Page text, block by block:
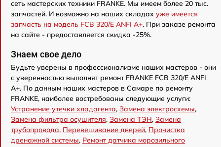
сеть мастерских техники FRANKE. Мы имеем более 20 тыс.
запчастей. И возможно на наших складах уже имеется
запчасть на модель FCB 320/E ANFI A+. При заказе ремонта
на сайте - предоставляется скидка -25%.
Знаем свое дело
Будьте уверены в профессионализме наших мастеров - они
с уверенностью выполнят ремонт FRANKE FCB 320/E ANFI
A+. По данным наших мастеров в Самаре по ремонту
FRANKE, наиболее востребованы следующие услуги:
Устранение утечки хладагента, Замена электросхемы,
Замена фильтра осушителя, Замена ТЭН, Замена
трубопровода, Перевешивание дверей, Прочистка
дренажной системы, Ремонт датчика морозильного